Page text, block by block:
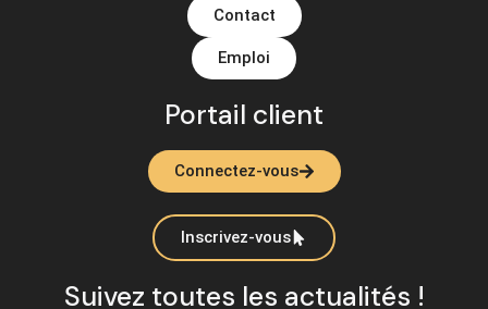
Contact
Emploi
Portail client
Connectez-vous
Inscrivez-vous
Suivez toutes les actualités !